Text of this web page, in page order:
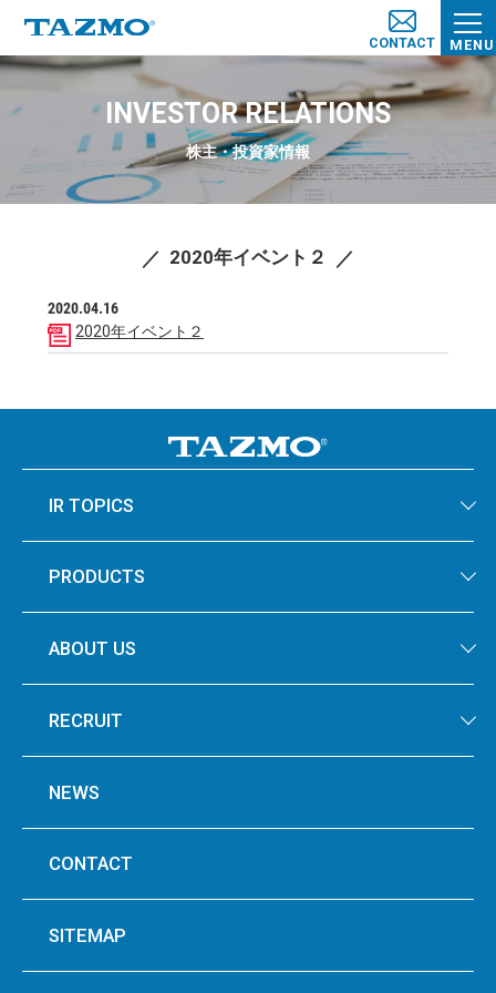
MENU
CONTACT
INVESTOR RELATIONS
株主・投資家情報
2020年イベント２
2020.04.16
2020年イベント２
IR TOPICS
PRODUCTS
ABOUT US
RECRUIT
NEWS
CONTACT
SITEMAP